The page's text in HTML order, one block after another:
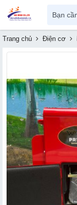
Trang chủ Điện cơ